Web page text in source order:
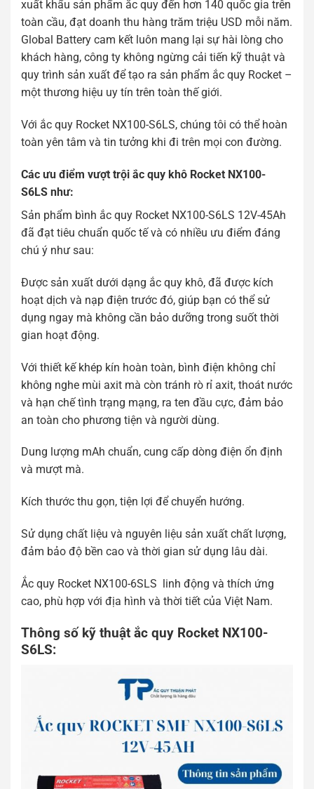
xuất khẩu sản phẩm ắc quy đến hơn 140 quốc gia trên
toàn cầu, đạt doanh thu hàng trăm triệu USD mỗi năm.
Global Battery cam kết luôn mang lại sự hài lòng cho
khách hàng, công ty không ngừng cải tiến kỹ thuật và
quy trình sản xuất để tạo ra sản phẩm ắc quy Rocket –
một thương hiệu uy tín trên toàn thế giới.
Với ắc quy Rocket NX100-S6LS, chúng tôi có thể hoàn
toàn yên tâm và tin tưởng khi đi trên mọi con đường.
Các ưu điểm vượt trội ắc quy khô Rocket NX100-
S6LS như:
Sản phẩm bình ắc quy Rocket NX100-S6LS 12V-45Ah
đã đạt tiêu chuẩn quốc tế và có nhiều ưu điểm đáng
chú ý như sau:
Được sản xuất dưới dạng ắc quy khô, đã được kích
hoạt dịch và nạp điện trước đó, giúp bạn có thể sử
dụng ngay mà không cần bảo dưỡng trong suốt thời
gian hoạt động.
Với thiết kế khép kín hoàn toàn, bình điện không chỉ
không nghe mùi axit mà còn tránh rò rỉ axit, thoát nước
và hạn chế tình trạng mạng, ra ten đầu cực, đảm bảo
an toàn cho phương tiện và người dùng.
Dung lượng mAh chuẩn, cung cấp dòng điện ổn định
và mượt mà.
Kích thước thu gọn, tiện lợi để chuyển hướng.
Sử dụng chất liệu và nguyên liệu sản xuất chất lượng,
đảm bảo độ bền cao và thời gian sử dụng lâu dài.
Ắc quy Rocket NX100-6SLS linh động và thích ứng
cao, phù hợp với địa hình và thời tiết của Việt Nam.
Thông số kỹ thuật ắc quy Rocket NX100-
S6LS: